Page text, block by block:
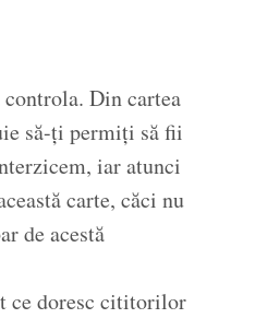
Din cartea
să-ți permiți să fii
iar atunci
carte, căci nu
de acestă
ce doresc cititorilor